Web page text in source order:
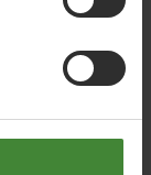
och